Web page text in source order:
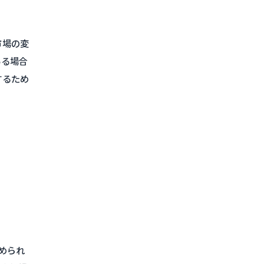
の変
場合
ため
られ